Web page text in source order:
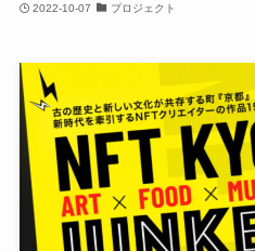
2022-10-07 プロジェクト